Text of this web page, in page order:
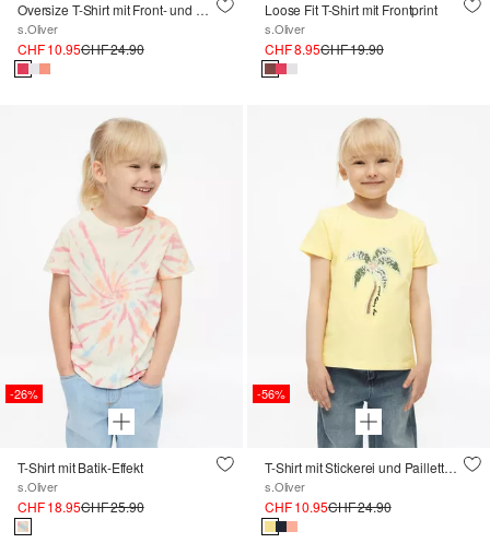
Oversize T-Shirt mit Front- und Rückenprint
s.Oliver
CHF 10.95CHF 24.90
Loose Fit T-Shirt mit Frontprint
s.Oliver
CHF 8.95CHF 19.90
-26%
T-Shirt mit Batik-Effekt
s.Oliver
CHF 18.95CHF 25.90
-56%
T-Shirt mit Stickerei und Pailletten im Loose Fit
s.Oliver
CHF 10.95CHF 24.90